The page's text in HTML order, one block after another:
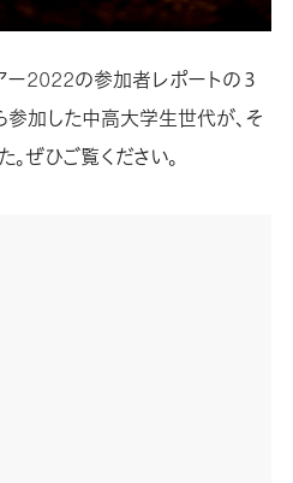
ー2022の参加者レポートの３
参加した中高大学生世代が、そ
ぜひご覧ください。